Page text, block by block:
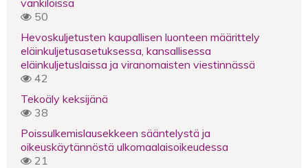
50
Hevoskuljetusten kaupallisen luonteen määrittely
eläinkuljetusasetuksessa, kansallisessa
eläinkuljetuslaissa ja viranomaisten viestinnässä
42
Tekoäly keksijänä
38
Poissulkemislausekkeen sääntelystä ja
oikeuskäytännöstä ulkomaalaisoikeudessa
21